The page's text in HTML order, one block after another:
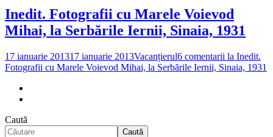
Inedit. Fotografii cu Marele Voievod
Mihai, la Serbările Iernii, Sinaia, 1931
17 ianuarie 201317 ianuarie 2013Vacanțierul6 comentarii la Inedit.
Fotografii cu Marele Voievod Mihai, la Serbările Iernii, Sinaia, 1931
Caută
Caută